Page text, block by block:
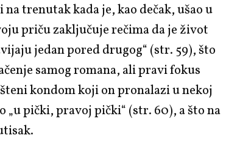
trenutak kada je, kao dečak, ušao u
priču zaključuje rečima da je život
jedan pored drugog“ (str. 59), što
samog romana, ali pravi fokus
kondom koji on pronalazi u nekoj
pički, pravoj pički“ (str. 60), a što na